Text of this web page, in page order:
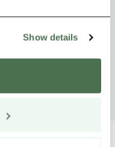
Show details